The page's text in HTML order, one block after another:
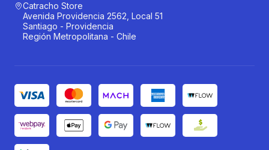
Catracho Store
Avenida Providencia 2562, Local 51
Santiago - Providencia
Región Metropolitana - Chile